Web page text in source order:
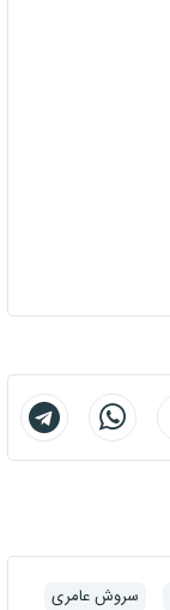
سروش عامری